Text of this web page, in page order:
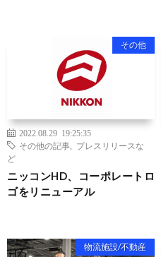
その他
2022.08.29 19:25:35
その他の記事
プレスリリースな
ど
ニッコンHD、コーポレートロ
ゴをリニューアル
物流施設/不動産